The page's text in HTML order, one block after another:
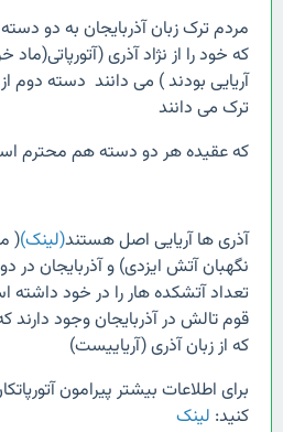
مردم ترک زبان آذربایجان به دو
که خود را از نژاد آذری
آریایی بودند ) می دانند دسته دوم
ترک می دانند
که عقیده هر دو دسته هم محترم
آذری ها آریایی اصل هستند(لینک)(
نگهبان آتش ایزدی) و آذربایجان در
تعداد آتشکده هار را در خود
قوم تالش در آذربایجان وجود دارند
که از زبان آذری (آریاییست)
برای اطلاعات بیشتر پیرامون
کنید: لینک